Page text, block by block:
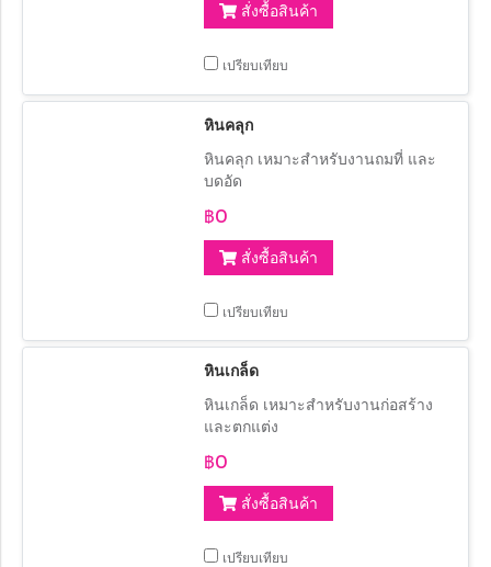
สั่งซื้อสินค้า
เปรียบเทียบ
หินคลุก
หินคลุก เหมาะสำหรับงานถมที่ และ
บดอัด
฿0
สั่งซื้อสินค้า
เปรียบเทียบ
หินเกล็ด
หินเกล็ด เหมาะสำหรับงานก่อสร้าง
และตกแต่ง
฿0
สั่งซื้อสินค้า
เปรียบเทียบ